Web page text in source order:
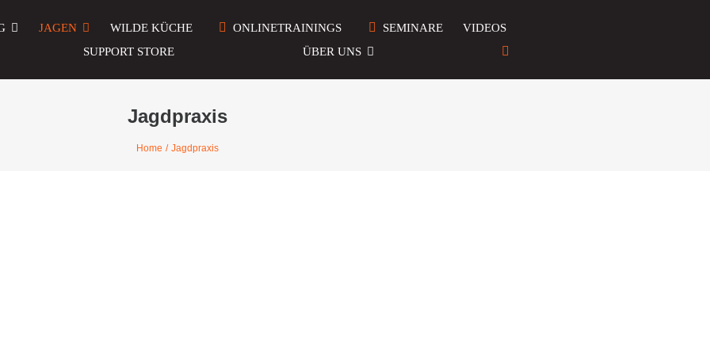
JAGEN WILDE KÜCHE ONLINETRAININGS SEMINARE
VIDEOS
SUPPORT STORE ÜBER UNS
Jagdpraxis
Home Jagdpraxis